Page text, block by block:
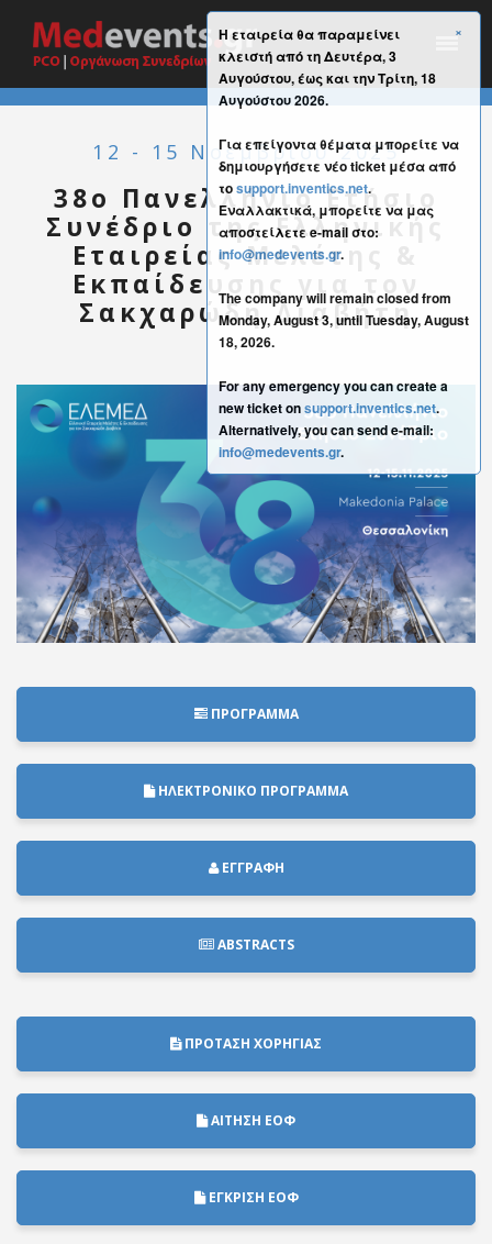
12 - 15 Νοεμβρίου 2025
38o Πανελλήνιο Ετήσιο
Συνέδριο της Ελληνικής
Εταιρείας Μελέτης &
Εκπαίδευσης για τον
Σακχαρώδη Διαβήτη
ΠΡΟΓΡΑΜΜΑ
ΗΛΕΚΤΡΟΝΙΚΟ ΠΡΟΓΡΑΜΜΑ
ΕΓΓΡΑΦΗ
ABSTRACTS
ΠΡΟΤΑΣΗ ΧΟΡΗΓΙΑΣ
ΑΙΤΗΣΗ ΕΟΦ
ΕΓΚΡΙΣΗ ΕΟΦ
×
Η εταιρεία θα παραμείνει
κλειστή από τη Δευτέρα, 3
Αυγούστου, έως και την Τρίτη, 18
Αυγούστου 2026.
Για επείγοντα θέματα μπορείτε να
δημιουργήσετε νέο ticket μέσα από
τοsupport.inventics.net.
Εναλλακτικά, μπορείτε να μας
αποστείλετε e-mail στο:
info@medevents.gr.
The company will remain closed from
Monday, August 3, until Tuesday, August
18, 2026.
For any emergency you can create a
new ticket onsupport.inventics.net.
Alternatively, you can send e-mail:
info@medevents.gr.